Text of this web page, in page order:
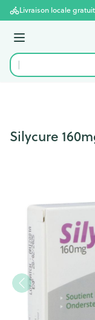
Aller au contenu
Livraison locale
Menu
Rechercher
Silycure